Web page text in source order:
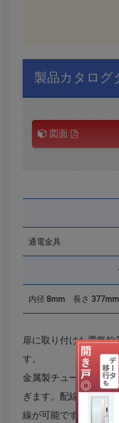
製品カタログ
図面
通電金具
内径 8mm 長さ
扉に取り付けた電気
す。
金属製チューブで配
ぎます。配線は付属
線が可能です。